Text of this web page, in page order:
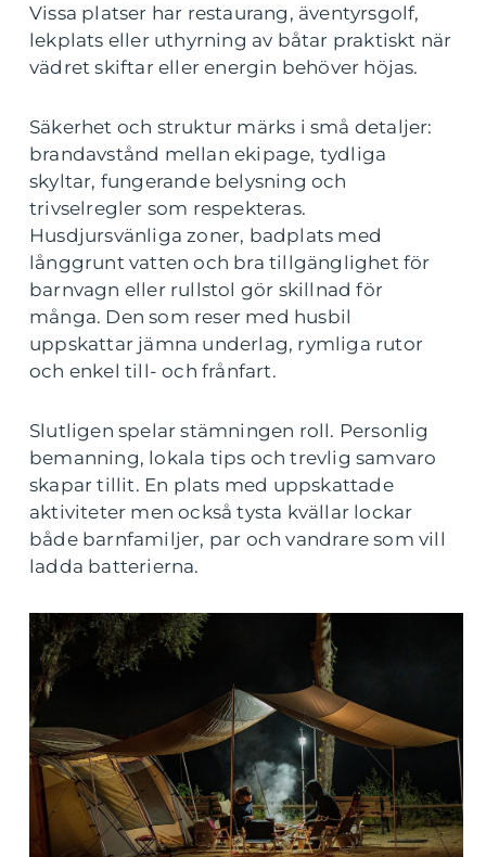
Vissa platser har restaurang, äventyrsgolf,
lekplats eller uthyrning av båtar praktiskt när
vädret skiftar eller energin behöver höjas.
Säkerhet och struktur märks i små detaljer:
brandavstånd mellan ekipage, tydliga
skyltar, fungerande belysning och
trivselregler som respekteras.
Husdjursvänliga zoner, badplats med
långgrunt vatten och bra tillgänglighet för
barnvagn eller rullstol gör skillnad för
många. Den som reser med husbil
uppskattar jämna underlag, rymliga rutor
och enkel till- och frånfart.
Slutligen spelar stämningen roll. Personlig
bemanning, lokala tips och trevlig samvaro
skapar tillit. En plats med uppskattade
aktiviteter men också tysta kvällar lockar
både barnfamiljer, par och vandrare som vill
ladda batterierna.